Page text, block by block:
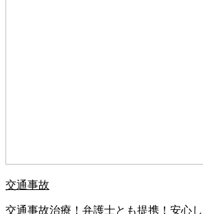
交通事故
交通事故治療！弁護士とも提携！安心し